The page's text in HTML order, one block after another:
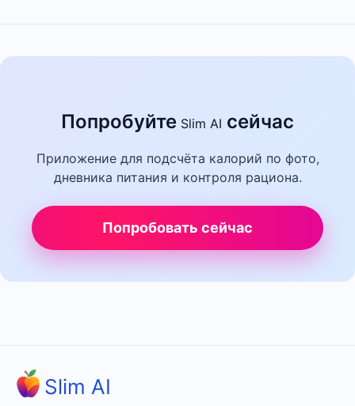
Попробуйте Slim AI сейчас
Приложение для подсчёта калорий по фото,
дневника питания и контроля рациона.
Попробовать сейчас
Slim AI